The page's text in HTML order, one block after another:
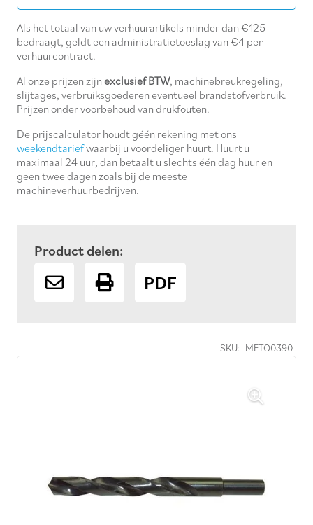
SKU: METO0390
Als het totaal van uw verhuurartikels minder dan €125
bedraagt, geldt een administratietoeslag van €4 per
verhuurcontract.
Al onze prijzen zijn exclusief BTW, machinebreukregeling,
slijtages, verbruiksgoederen eventueel brandstofverbruik.
Prijzen onder voorbehoud van drukfouten.
De prijscalculator houdt géén rekening met ons
weekendtariefwaarbij u voordeliger huurt. Huurt u
maximaal 24 uur, dan betaalt u slechts één dag huur en
geen twee dagen zoals bij de meeste
machineverhuurbedrijven.
Product delen:
PDF